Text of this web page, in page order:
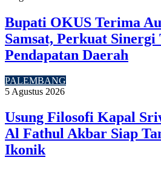
Bupati OKUS Terima
Samsat, Perkuat
Pendapatan Daerah
PALEMBANG
5 Agustus 2026
Usung Filosofi Kapal
Al Fathul Akbar Siap
Ikonik